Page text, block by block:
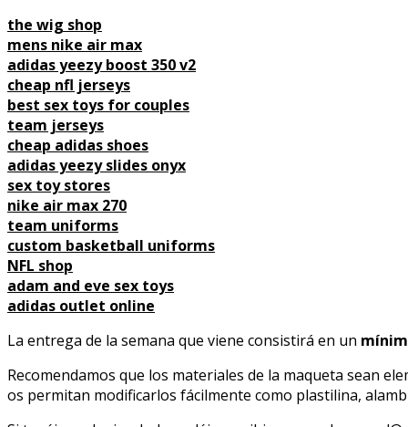
the wig shop
mens nike air max
adidas yeezy boost 350 v2
cheap nfl jerseys
best sex toys for couples
team jerseys
cheap adidas shoes
adidas yeezy slides onyx
sex toy stores
nike air max 270
team uniforms
custom basketball uniforms
NFL shop
adam and eve sex toys
adidas outlet online
La entrega de la semana que viene consistirá en un
Recomendamos que los materiales de la maqueta sean
os permitan modificarlos fácilmente como plastilina,